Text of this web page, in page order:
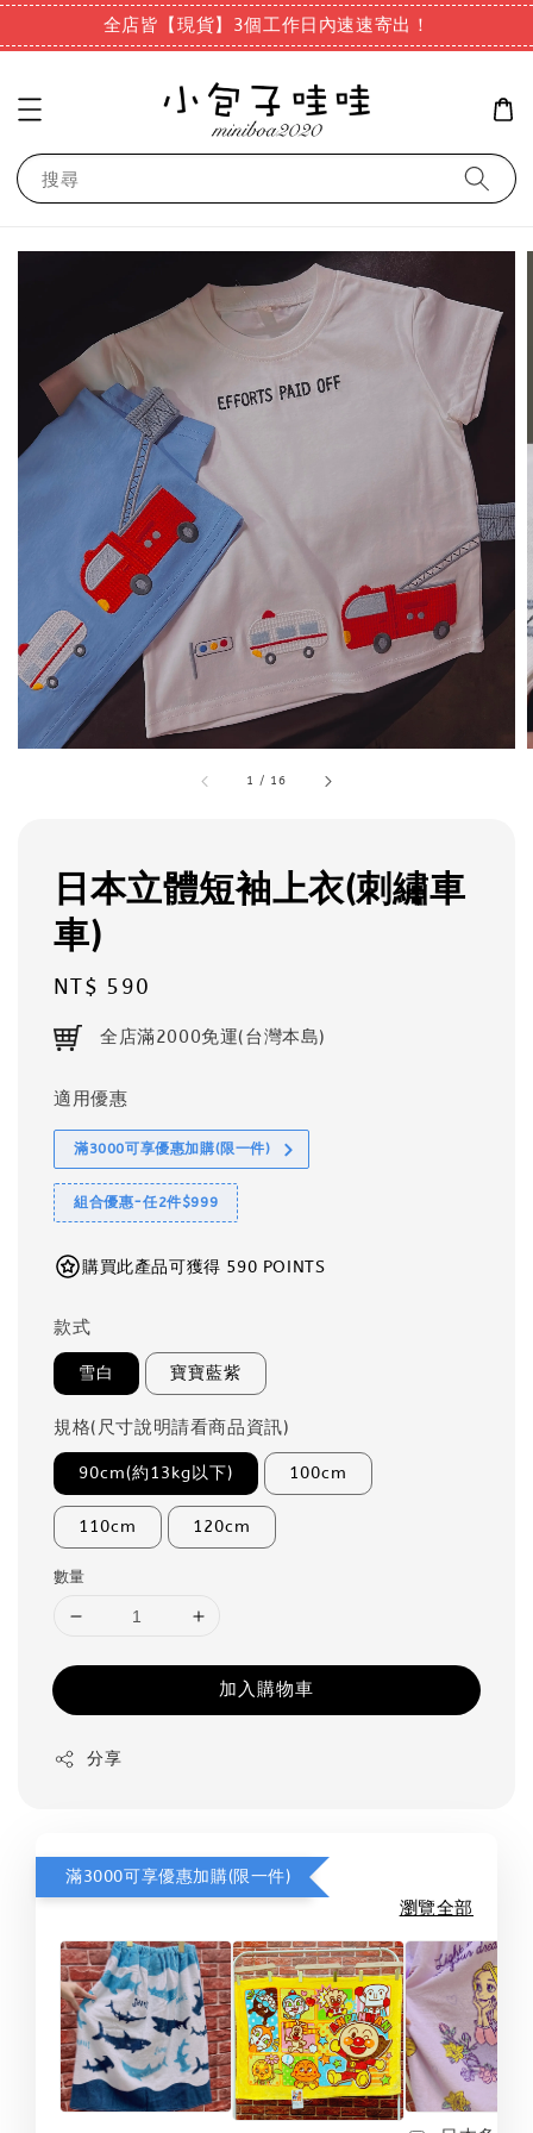
全店皆【現貨】3個工作日內速速寄出！
搜尋
1 / 16
日本立體短袖上衣(刺繡車
車)
Regular
price
NT$ 590
全店滿2000免運(台灣本島)
適用優惠
滿3000可享優惠加購(限一件)
組合優惠-任2件$999
購買此產品可獲得 590 POINTS
款式
雪白 寶寶藍紫
規格(尺寸說明請看商品資訊)
90cm(約13kg以下) 100cm
110cm 120cm
數量
加入購物車
分享
滿3000可享優惠加購(限一件)
瀏覽全部